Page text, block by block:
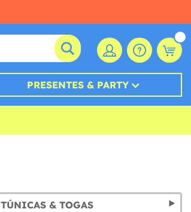
PRESENTES & PARTY
TÚNICAS & TOGAS